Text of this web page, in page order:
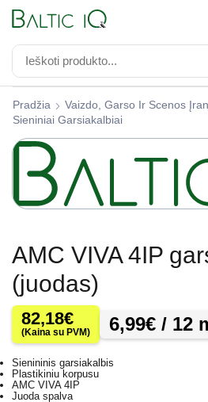
Pradžia Vaizdo, Garso Ir Scenos
Sieniniai Garsiakalbiai
AMC VIVA 4IP
(juodas)
82,18€
(Kaina su PVM) 6,99€ / 12
Sienininis garsiakalbis
Plastikiniu korpusu
AMC VIVA 4IP
Juoda spalva